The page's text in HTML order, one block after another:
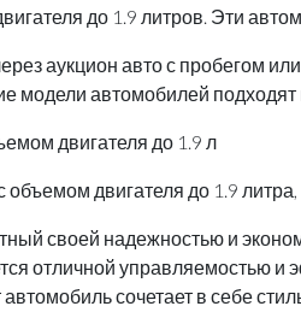
до 1.9 литров. Эти
аукцион авто с пробегом
модели автомобилей
двигателя до 1.9 л
двигателя до 1.9
своей надежностью и
отличной управляемостью
автомобиль сочетает в себе